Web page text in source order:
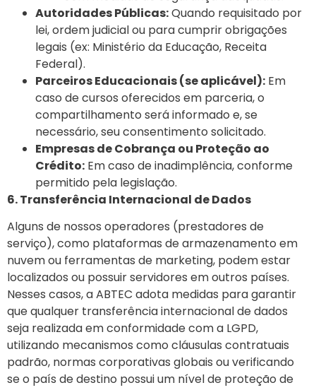
Autoridades Públicas:Quando requisitado por
lei, ordem judicial ou para cumprir obrigações
legais (ex: Ministério da Educação, Receita
Federal).
Parceiros Educacionais (se aplicável): Em
caso de cursos oferecidos em parceria, o
compartilhamento será informado e, se
necessário, seu consentimento solicitado.
Empresas de Cobrança ou Proteção ao
Crédito: Em caso de inadimplência, conforme
permitido pela legislação.
6. Transferência Internacional de Dados
Alguns de nossos operadores (prestadores de
serviço), como plataformas de armazenamento em
nuvem ou ferramentas de marketing, podem estar
localizados ou possuir servidores em outros países.
Nesses casos, a ABTEC adota medidas para garantir
que qualquer transferência internacional de dados
seja realizada em conformidade com a LGPD,
utilizando mecanismos como cláusulas contratuais
padrão, normas corporativas globais ou verificando
se o país de destino possui um nível de proteção de